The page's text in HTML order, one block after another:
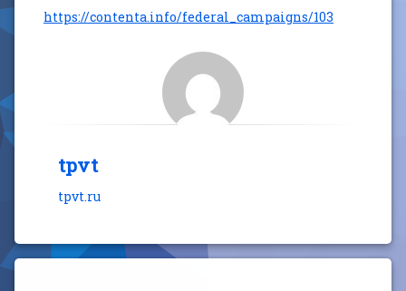
https://contenta.info/federal_campaigns/103
tpvt
tpvt.ru